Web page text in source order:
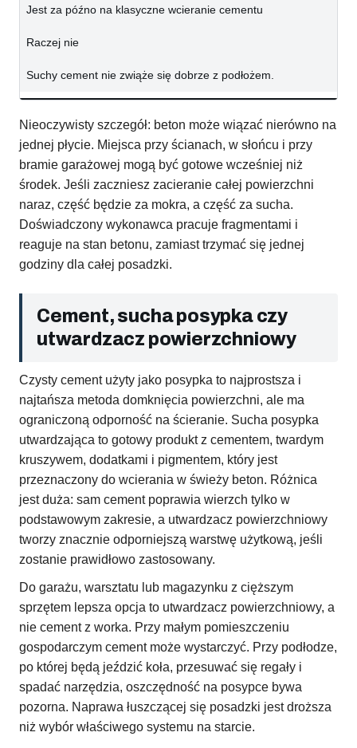
Jest za późno na klasyczne wcieranie cementu
Raczej nie
Suchy cement nie zwiąże się dobrze z podłożem.
Nieoczywisty szczegół: beton może wiązać nierówno na
jednej płycie. Miejsca przy ścianach, w słońcu i przy
bramie garażowej mogą być gotowe wcześniej niż
środek. Jeśli zaczniesz zacieranie całej powierzchni
naraz, część będzie za mokra, a część za sucha.
Doświadczony wykonawca pracuje fragmentami i
reaguje na stan betonu, zamiast trzymać się jednej
godziny dla całej posadzki.
Cement, sucha posypka czy
utwardzacz powierzchniowy
Czysty cement użyty jako posypka to najprostsza i
najtańsza metoda domknięcia powierzchni, ale ma
ograniczoną odporność na ścieranie. Sucha posypka
utwardzająca to gotowy produkt z cementem, twardym
kruszywem, dodatkami i pigmentem, który jest
przeznaczony do wcierania w świeży beton. Różnica
jest duża: sam cement poprawia wierzch tylko w
podstawowym zakresie, a utwardzacz powierzchniowy
tworzy znacznie odporniejszą warstwę użytkową, jeśli
zostanie prawidłowo zastosowany.
Do garażu, warsztatu lub magazynku z cięższym
sprzętem lepsza opcja to utwardzacz powierzchniowy, a
nie cement z worka. Przy małym pomieszczeniu
gospodarczym cement może wystarczyć. Przy podłodze,
po której będą jeździć koła, przesuwać się regały i
spadać narzędzia, oszczędność na posypce bywa
pozorna. Naprawa łuszczącej się posadzki jest droższa
niż wybór właściwego systemu na starcie.